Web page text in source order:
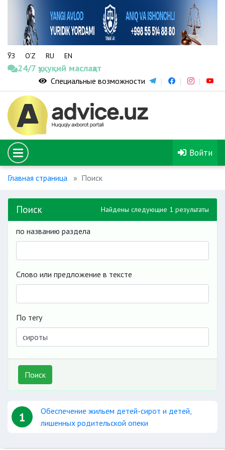
ЎЗ O‘Z RU EN
24/7 ҳуқуқий маслаҳат
Специальные возможности
Войти
Главная страница Поиск
Поиск Найдены следующие 1 результаты
по названию раздела
Слово или предложение в тексте
По тегу
Поиск
1
Обеспечение жильем детей-сирот и детей,
лишенных родительской опеки